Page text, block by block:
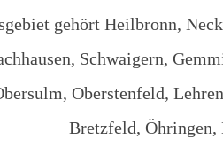
gehört Heilbronn,
Schwaigern,
Oberstenfeld,
Bretzfeld, Öhringen,